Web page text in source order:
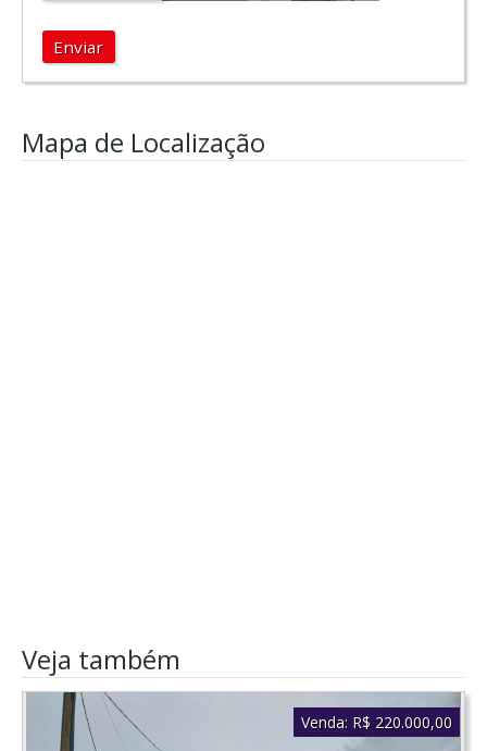
Enviar
Mapa de Localização
Veja também
Venda: R$ 220.000,00